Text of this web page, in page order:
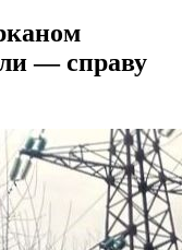
— справу